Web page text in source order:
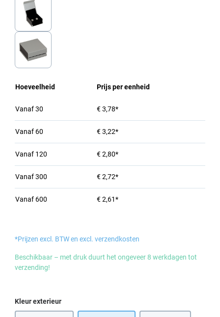
Hoeveelheid Prijs per eenheid
Vanaf30 € 3,78*
Vanaf 60 € 3,22*
Vanaf 120 € 2,80*
Vanaf300 € 2,72*
Vanaf 600 € 2,61*
*Prijzen excl. BTW en excl. verzendkosten
Beschikbaar – met druk duurt het ongeveer 8 werkdagen tot
verzending!
Selecteer
Kleur exterieur